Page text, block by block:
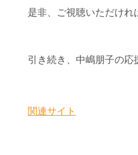
是非、ご視聴いただけれ
引き続き、中嶋朋子の
関連サイト